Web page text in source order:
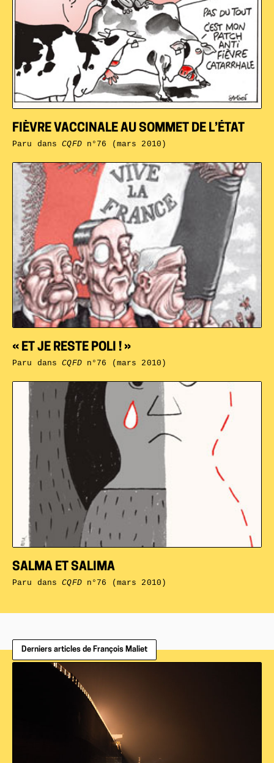
SALMA ET SALIMA
Paru dansCQFDn°76 (mars 2010)
« ET JE RESTE POLI ! »
Paru dansCQFDn°76 (mars 2010)
FIÈVRE VACCINALE AU SOMMET DE L’ÉTAT
Paru dansCQFDn°76 (mars 2010)
Derniers articles de François Maliet